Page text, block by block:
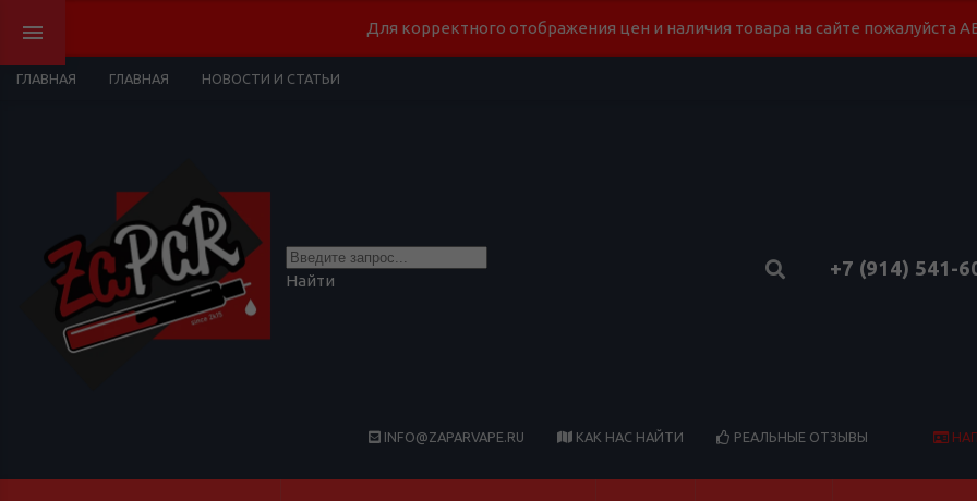
Для корректного отображения цен и наличия товара на сайте пожалуйста
ГЛАВНАЯ ГЛАВНАЯ НОВОСТИ И СТАТЬИ
Найти
+7 (914) 541-
INFO@ZAPARVAPE.RU КАК НАС НАЙТИ РЕАЛЬНЫЕ ОТЗЫВЫ